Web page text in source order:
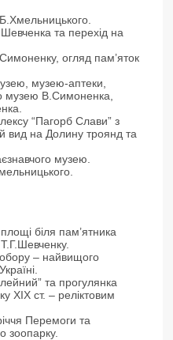
та перехід на
огляд пам’яток
музею-аптеки,
музею В.Симоненка,
“Пагорб Слави” з
вид на Долину троянд та
музею.
біля пам’ятника
– найвищого
та прогулянка
ХІХ ст. – реліктовим
Перемоги та
зоопарку.